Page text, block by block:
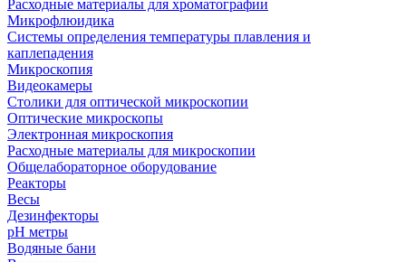
Расходные материалы для хроматографии
Микрофлюидика
Системы определения температуры плавления и
каплепадения
Микроскопия
Видеокамеры
Столики для оптической микроскопии
Оптические микроскопы
Электронная микроскопия
Расходные материалы для микроскопии
Общелабораторное оборудование
Реакторы
Весы
Дезинфекторы
рН метры
Водяные бани